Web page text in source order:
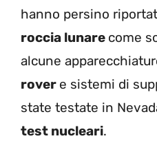
hanno persino
roccia lunare come
alcune
rover e sistemi di
state testate in
test nucleari.